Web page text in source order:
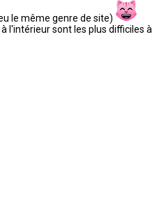
le même genre de site)
l'intérieur sont les plus difficiles à